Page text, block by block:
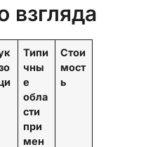
взгляда
Типи
чны
е
обла
сти
при
мен
Стои
мост
ь